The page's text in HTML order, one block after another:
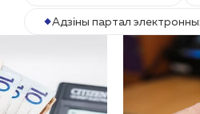
Адзіны партал